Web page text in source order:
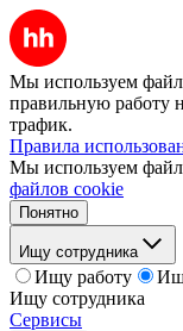
Мы используем
правильную работу
трафик.
Правила
Мы используем
файлов cookie
Понятно
Ищу сотрудника
Ищу работу
Ищу сотрудника
Сервисы